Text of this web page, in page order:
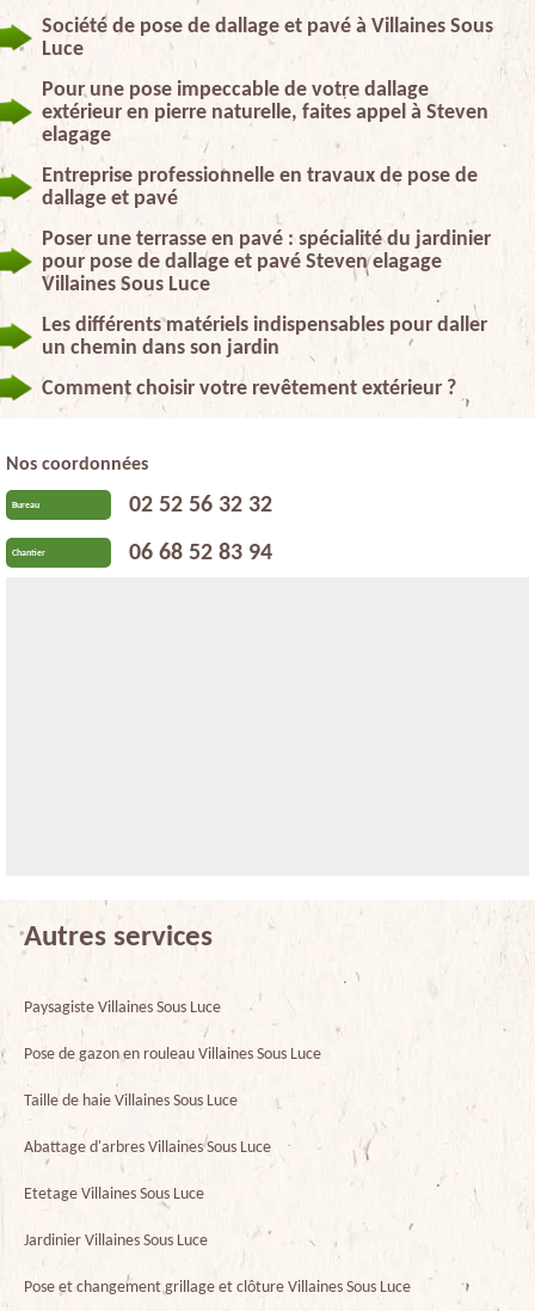
Société de pose de dallage et pavé à Villaines Sous
Luce
Pour une pose impeccable de votre dallage
extérieur en pierre naturelle, faites appel à Steven
elagage
Entreprise professionnelle en travaux de pose de
dallage et pavé
Poser une terrasse en pavé : spécialité du jardinier
pour pose de dallage et pavé Steven elagage
Villaines Sous Luce
Les différents matériels indispensables pour daller
un chemin dans son jardin
Comment choisir votre revêtement extérieur ?
Nos coordonnées
Bureau 02 52 56 32 32
Chantier 06 68 52 83 94
Autres services
Paysagiste Villaines Sous Luce
Pose de gazon en rouleau Villaines Sous Luce
Taille de haie Villaines Sous Luce
Abattage d'arbres Villaines Sous Luce
Etetage Villaines Sous Luce
Jardinier Villaines Sous Luce
Pose et changement grillage et clôture Villaines Sous Luce